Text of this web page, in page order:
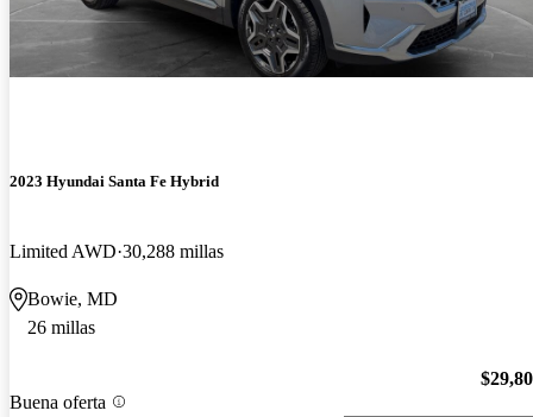
2023 Hyundai Santa Fe Hybrid
Limited AWD 30,288 millas
Bowie, MD
26 millas
Buena oferta